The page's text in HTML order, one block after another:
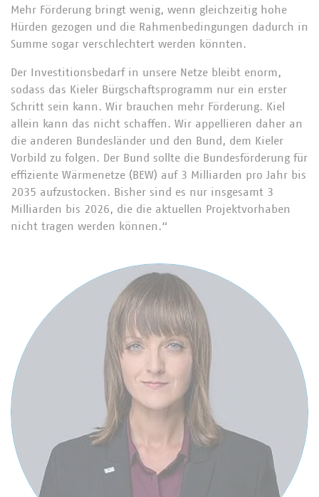
Mehr Förderung bringt wenig, wenn gleichzeitig hohe
Hürden gezogen und die Rahmenbedingungen dadurch in
Summe sogar verschlechtert werden könnten.
Der Investitionsbedarf in unsere Netze bleibt enorm,
sodass das Kieler Bürgschaftsprogramm nur ein erster
Schritt sein kann. Wir brauchen mehr Förderung. Kiel
allein kann das nicht schaffen. Wir appellieren daher an
die anderen Bundesländer und den Bund, dem Kieler
Vorbild zu folgen. Der Bund sollte die Bundesförderung für
effiziente Wärmenetze (BEW) auf 3 Milliarden pro Jahr bis
2035 aufzustocken. Bisher sind es nur insgesamt 3
Milliarden bis 2026, die die aktuellen Projektvorhaben
nicht tragen werden können.“